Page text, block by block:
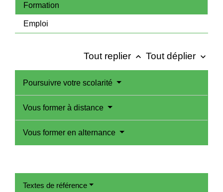
Formation
Emploi
Tout replier keyboard_arrow_up Tout déplier keyboard_arrow_down
Poursuivre votre scolarité
Vous former à distance
Vous former en alternance
Textes de référence